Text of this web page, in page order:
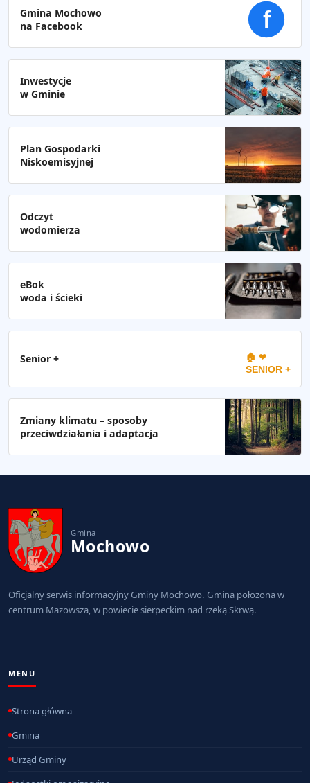
Gmina Mochowo
na Facebook
f
Inwestycje
w Gminie
Plan Gospodarki
Niskoemisyjnej
Odczyt
wodomierza
eBok
woda i ścieki
Senior + 🏠 ❤
SENIOR +
Zmiany klimatu – sposoby
przeciwdziałania i adaptacja
Gmina
Mochowo
Oficjalny serwis informacyjny Gminy Mochowo. Gmina położona w
centrum Mazowsza, w powiecie sierpeckim nad rzeką Skrwą.
MENU
Strona główna
Gmina
Urząd Gminy